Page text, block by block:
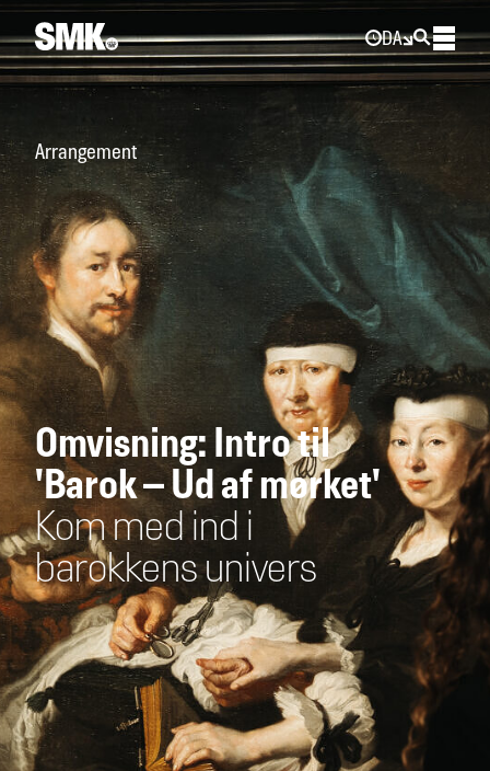
DA
Arrangement
Omvisning: Intro til
'Barok – Ud af mørket'
Kom med ind i
barokkens univers